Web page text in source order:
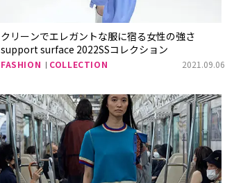
クリーンでエレガントな服に宿る女性の強さ
support surface 2022SSコレクション
FASHION COLLECTION 2021.09.06